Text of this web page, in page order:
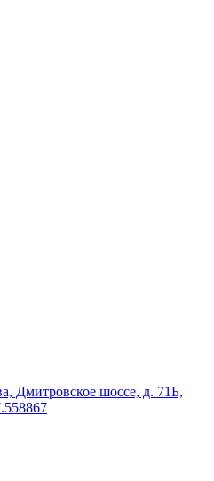
Дмитровское шоссе, д. 71Б,